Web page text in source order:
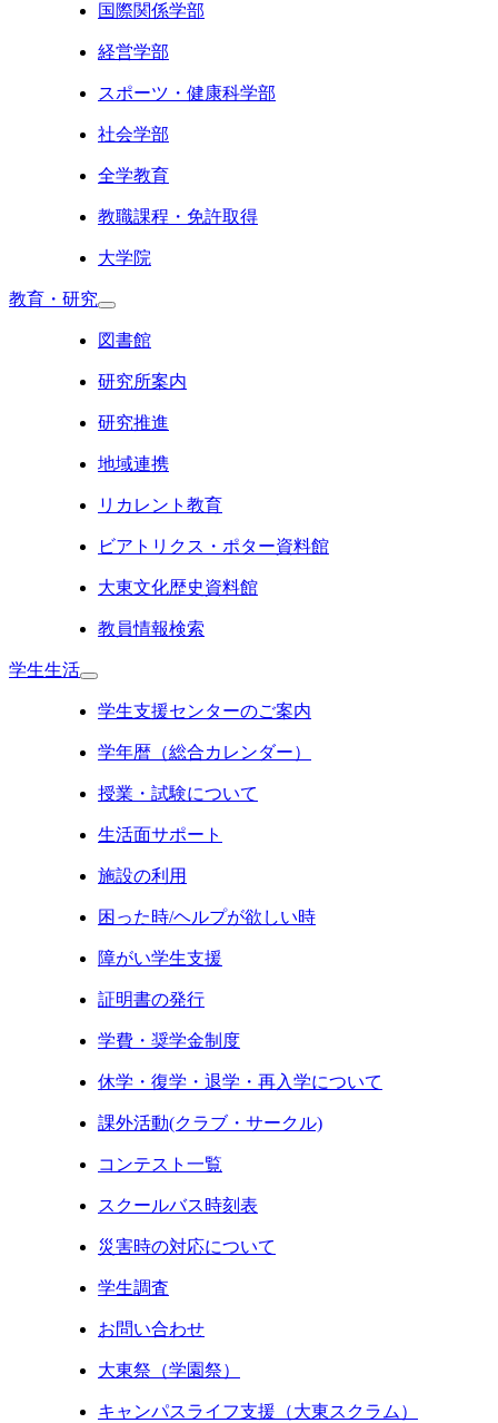
国際関係学部
経営学部
スポーツ・健康科学部
社会学部
全学教育
教職課程・免許取得
大学院
教育・研究
図書館
研究所案内
研究推進
地域連携
リカレント教育
ビアトリクス・ポター資料館
大東文化歴史資料館
教員情報検索
学生生活
学生支援センターのご案内
学年暦（総合カレンダー）
授業・試験について
生活面サポート
施設の利用
困った時/ヘルプが欲しい時
障がい学生支援
証明書の発行
学費・奨学金制度
休学・復学・退学・再入学について
課外活動(クラブ・サークル)
コンテスト一覧
スクールバス時刻表
災害時の対応について
学生調査
お問い合わせ
大東祭（学園祭）
キャンパスライフ支援（大東スクラム）